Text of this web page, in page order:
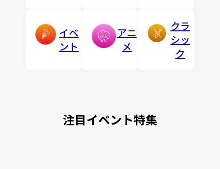
イベ
ント
アニ
メ
クラ
シッ
ク
注目イベント特集